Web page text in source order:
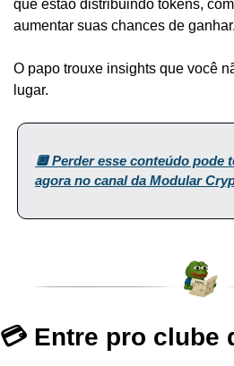
que estão distribuindo tokens,
aumentar suas chances de ganhar.
O papo trouxe insights que você
lugar.
🔲 Perder esse conteúdo pode
agora no canal da Modular
💳 Entre pro clube